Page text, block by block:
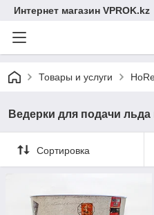
Интернет магазин VPROK.kz
Товары и услуги
Ведерки для подачи льда
Сортировка